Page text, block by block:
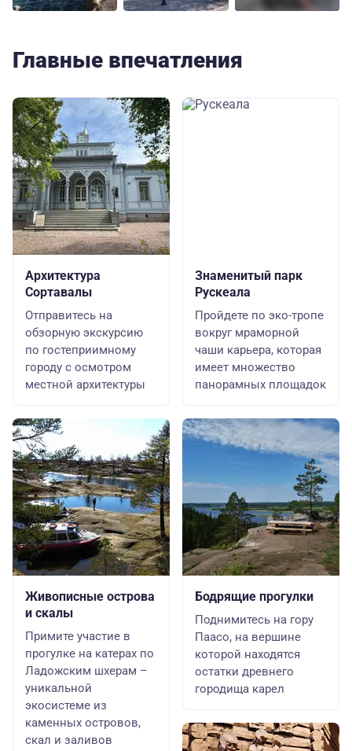
Главные впечатления
Архитектура
Сортавалы
Отправитесь на
обзорную экскурсию
по гостеприимному
городу с осмотром
местной архитектуры
Живописные острова
и скалы
Примите участие в
прогулке на катерах по
Ладожским шхерам –
уникальной
экосистеме из
каменных островов,
скал и заливов
Знаменитый парк
Рускеала
Пройдете по эко-тропе
вокруг мраморной
чаши карьера, которая
имеет множество
панорамных площадок
Бодрящие прогулки
Поднимитесь на гору
Паасо, на вершине
которой находятся
остатки древнего
городища карел